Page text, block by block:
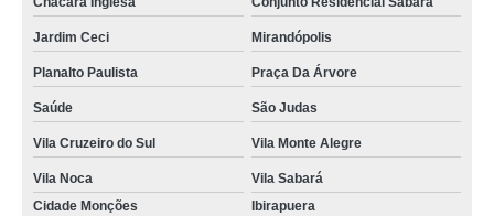
Jardim Ceci Mirandópolis
Planalto Paulista Praça Da Árvore
Saúde São Judas
Vila Cruzeiro do Sul Vila Monte Alegre
Vila Noca
Vila Sabará
Cidade Monções
Ibirapuera